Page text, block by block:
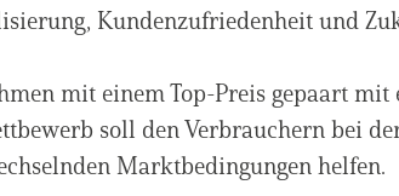
Kundenzufriedenheit und
mit einem Top-Preis gepaart mit
soll den Verbrauchern bei
Marktbedingungen helfen.